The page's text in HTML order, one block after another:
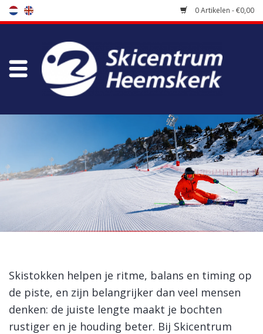
0 Artikelen - €0,00
Winkel
Onderhoud
Koopgidsen
Skinext Skistokken
Skistokken helpen je ritme, balans en timing op
de piste, en zijn belangrijker dan veel mensen
denken: de juiste lengte maakt je bochten
rustiger en je houding beter. Bij Skicentrum